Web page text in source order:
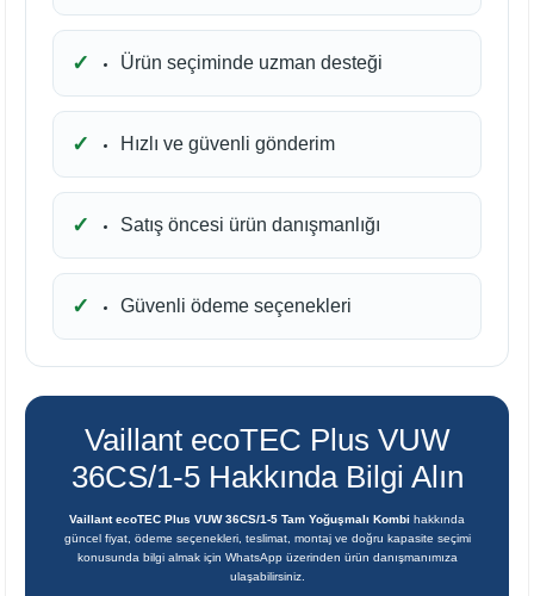
Ürün seçiminde uzman desteği
Hızlı ve güvenli gönderim
Satış öncesi ürün danışmanlığı
Güvenli ödeme seçenekleri
Vaillant ecoTEC Plus VUW
36CS/1-5 Hakkında Bilgi Alın
Vaillant ecoTEC Plus VUW 36CS/1-5 Tam Yoğuşmalı Kombi hakkında
güncel fiyat, ödeme seçenekleri, teslimat, montaj ve doğru kapasite seçimi
konusunda bilgi almak için WhatsApp üzerinden ürün danışmanımıza
ulaşabilirsiniz.